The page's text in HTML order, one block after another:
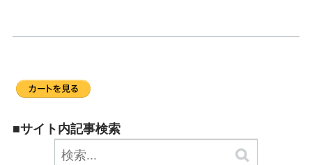
■サイト内記事検索